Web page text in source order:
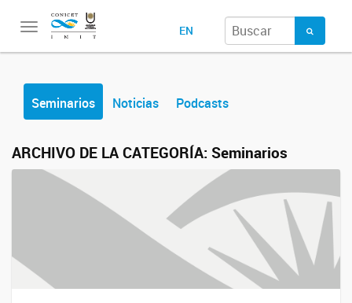
Toggle
EN
Seminarios Noticias Podcasts
ARCHIVO DE LA CATEGORÍA: Seminarios